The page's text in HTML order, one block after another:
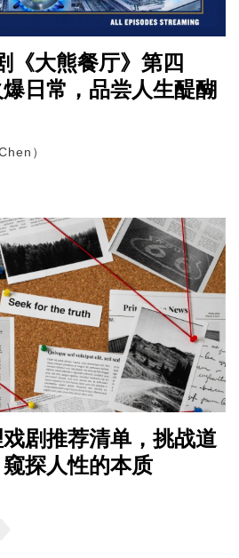
《大熊餐厅》第四
日常，品尝人生醍醐
）
剧推荐清单，挑战道
探人性的本质